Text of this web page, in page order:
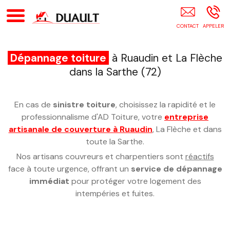
Dépannage toiture à Ruaudin et La Flèche
dans la Sarthe (72)
En cas de sinistre toiture, choisissez la rapidité et le
professionnalisme d'AD Toiture, votre entreprise
artisanale de couverture à Ruaudin, La Flèche et dans
toute la Sarthe.
Nos artisans couvreurs et charpentiers sont réactifs
face à toute urgence, offrant un service de dépannage
immédiat pour protéger votre logement des
intempéries et fuites.